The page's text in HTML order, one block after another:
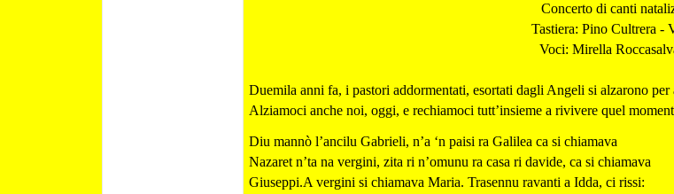
Concerto di canti
Tastiera: Pino Cultrera -
Voci: Mirella
Duemila anni fa, i pastori addormentati, esortati dagli Angeli si alzarono
Alziamoci anche noi, oggi, e rechiamoci tutt’insieme a rivivere quel
Diu mannò l’ancilu Gabrieli, n’a ‘n paisi ra Galilea ca si chiamava
Nazaret n’ta na vergini, zita ri n’omunu ra casa ri davide, ca si chiamava
Giuseppi.A vergini si chiamava Maria. Trasennu ravanti a Idda, ci rissi: